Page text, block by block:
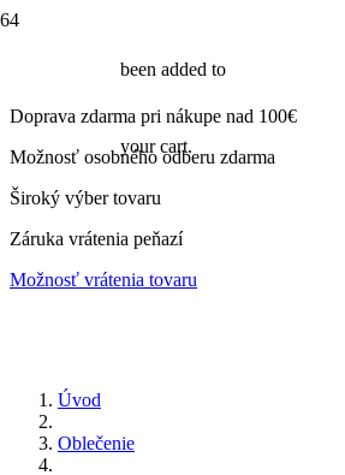
been added to
your cart.
Doprava zdarma pri nákupe nad 100€
Možnosť osobného odberu zdarma
Široký výber tovaru
Záruka vrátenia peňazí
Možnosť vrátenia tovaru
Úvod
Oblečenie